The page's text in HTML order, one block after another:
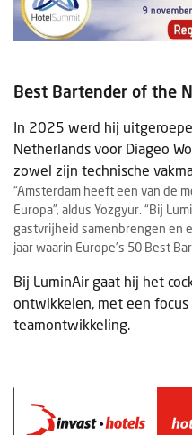
Best Bartender of the
In 2025 werd hij
Netherlands voor Diageo
zowel zijn technische
“Amsterdam heeft een van de
Europa”, aldus Yozgyur. “Bij
gastvrijheid samenbrengen en
jaar waarin Europe’s 50 Best
Bij LuminAir gaat hij het
ontwikkelen, met een
teamontwikkeling.